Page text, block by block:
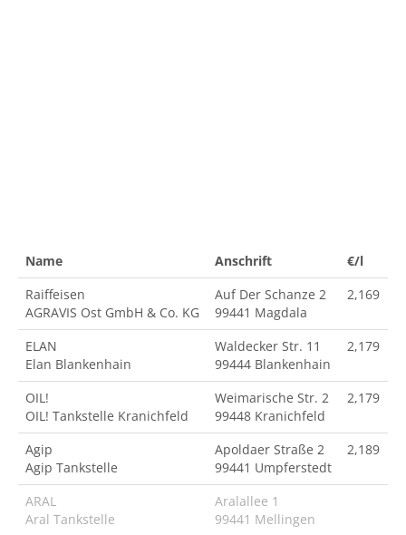
Name Anschrift
€/l
Raiffeisen
AGRAVIS Ost GmbH & Co. KG
Auf Der Schanze 2
99441 Magdala
2,169
ELAN
Elan Blankenhain
Waldecker Str. 11
99444 Blankenhain
2,179
OIL!
OIL! Tankstelle Kranichfeld
Weimarische Str. 2
99448 Kranichfeld
2,179
Agip
Agip Tankstelle
Apoldaer Straße 2
99441 Umpferstedt
2,189
ARAL
Aral Tankstelle
Aralallee 1
99441 Mellingen